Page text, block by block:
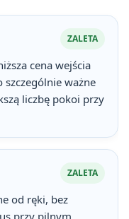
ZALETA
cena wejścia
szczególnie ważne
liczbę pokoi przy
ZALETA
od ręki, bez
przy pilnym